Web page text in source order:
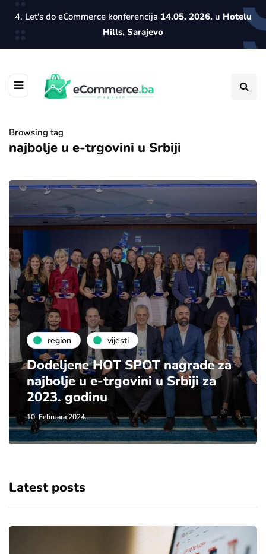
4. Let's do eCommerce konferencija 14.05. 2026.u Hotelu
Hills, Sarajevo
Browsing tag
najbolje u e-trgovini u Srbiji
region vijesti
Dodeljene HOT SPOT nagrade za
najbolje u e-trgovini u Srbiji za
2023. godinu
10. Februara 2024.
Latest posts